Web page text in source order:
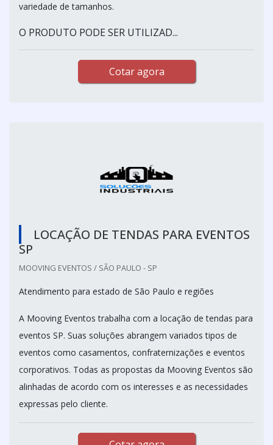
variedade de tamanhos.
O PRODUTO PODE SER UTILIZAD...
Cotar agora
LOCAÇÃO DE TENDAS PARA EVENTOS
SP
MOOVING EVENTOS / SÃO PAULO - SP
Atendimento para estado de São Paulo e regiões
A Mooving Eventos trabalha com a locação de tendas para
eventos SP. Suas soluções abrangem variados tipos de
eventos como casamentos, confraternizações e eventos
corporativos. Todas as propostas da Mooving Eventos são
alinhadas de acordo com os interesses e as necessidades
expressas pelo cliente.